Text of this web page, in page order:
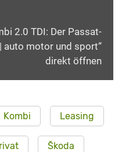
2.0 TDI: Der Passat-
auto motor und sport“
direkt öffnen
Kombi Leasing
Škoda